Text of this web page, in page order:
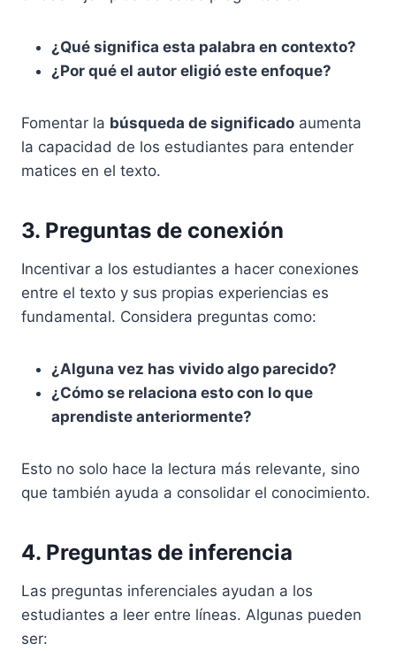
¿Qué significa esta palabra en contexto?
¿Por qué el autor eligió este enfoque?
Fomentar la búsqueda de significado aumenta
la capacidad de los estudiantes para entender
matices en el texto.
3. Preguntas de conexión
Incentivar a los estudiantes a hacer conexiones
entre el texto y sus propias experiencias es
fundamental. Considera preguntas como:
¿Alguna vez has vivido algo parecido?
¿Cómo se relaciona esto con lo que
aprendiste anteriormente?
Esto no solo hace la lectura más relevante, sino
que también ayuda a consolidar el conocimiento.
4. Preguntas de inferencia
Las preguntas inferenciales ayudan a los
estudiantes a leer entre líneas. Algunas pueden
ser: